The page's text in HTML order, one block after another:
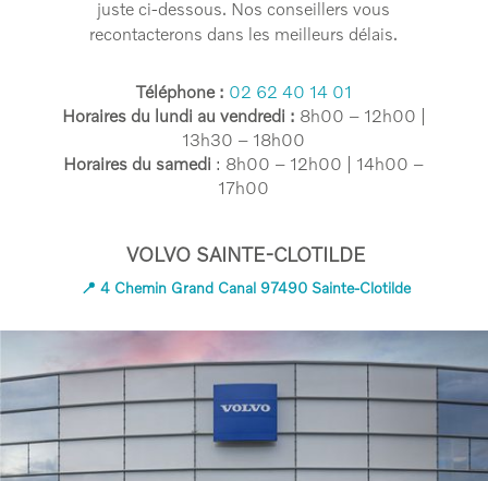
juste ci-dessous. Nos conseillers vous
recontacterons dans les meilleurs délais.
Téléphone : 02 62 40 14 01
Horaires du lundi au vendredi : 8h00 – 12h00 |
13h30 – 18h00
Horaires du samedi : 8h00 – 12h00 | 14h00 –
17h00
VOLVO SAINTE-CLOTILDE
📍 4 Chemin Grand Canal 97490 Sainte-Clotilde